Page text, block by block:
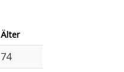
Älter
74